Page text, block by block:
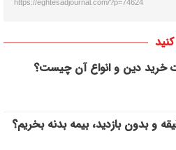
https://eghtesadjournal.com/?p=74624
خرید دین و انواع آن چیست؟
و بدون بازدید، بیمه بدنه بخریم؟